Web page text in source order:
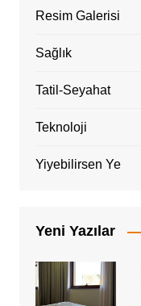
Resim Galerisi
Sağlık
Tatil-Seyahat
Teknoloji
Yiyebilirsen Ye
Yeni Yazılar